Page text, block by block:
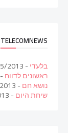
TELECOMNEWS
בלעדי- 2/5/2013
ראשונים לדווח- 10/17/2012
נושא חם- 2/5/2013
שיחת היום- 2/5/2013